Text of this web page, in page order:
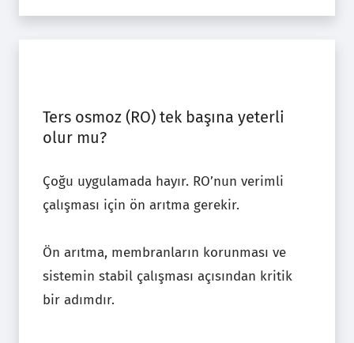
Ters osmoz (RO) tek başına yeterli
olur mu?
Çoğu uygulamada hayır. RO’nun verimli
çalışması için ön arıtma gerekir.
Ön arıtma, membranların korunması ve
sistemin stabil çalışması açısından kritik
bir adımdır.